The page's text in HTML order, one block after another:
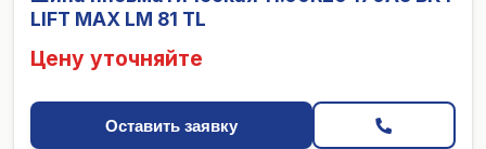
LIFT MAX LM 81 TL
Цену уточняйте
Оставить заявку